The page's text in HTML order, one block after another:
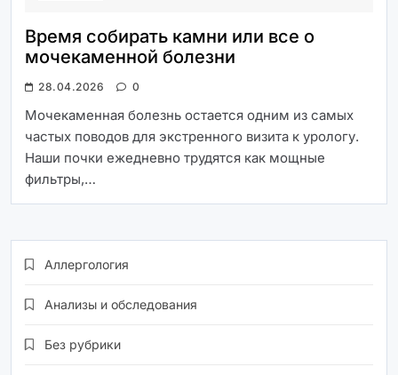
Время собирать камни или все о
мочекаменной болезни
28.04.2026 0
Мочекаменная болезнь остается одним из самых
частых поводов для экстренного визита к урологу.
Наши почки ежедневно трудятся как мощные
фильтры,…
Аллергология
Анализы и обследования
Без рубрики